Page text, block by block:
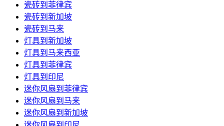
瓷砖到菲律宾
瓷砖到新加坡
瓷砖到马来
灯具到新加坡
灯具到马来西亚
灯具到菲律宾
灯具到印尼
迷你风扇到菲律宾
迷你风扇到马来
迷你风扇到新加坡